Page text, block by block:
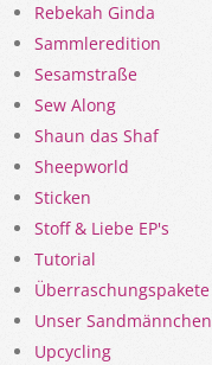
Rebekah Ginda
Sammleredition
Sesamstraße
Sew Along
Shaun das Shaf
Sheepworld
Sticken
Stoff & Liebe EP's
Tutorial
Überraschungspakete
Unser Sandmännchen
Upcycling